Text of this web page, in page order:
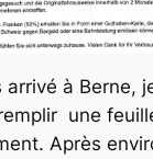
arrivé à Berne,
une
Après